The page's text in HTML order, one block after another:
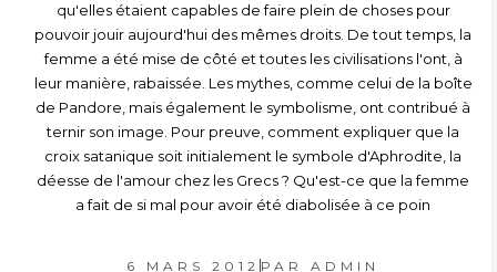
qu'elles étaient capables de faire plein de choses pour
pouvoir jouir aujourd'hui des mêmes droits. De tout temps, la
femme a été mise de côté et toutes les civilisations l'ont, à
leur manière, rabaissée. Les mythes, comme celui de la boîte
de Pandore, mais également le symbolisme, ont contribué à
ternir son image. Pour preuve, comment expliquer que la
croix satanique soit initialement le symbole d'Aphrodite, la
déesse de l'amour chez les Grecs ? Qu'est-ce que la femme
a fait de si mal pour avoir été diabolisée à ce poin
6 MARS 2012 PAR ADMIN